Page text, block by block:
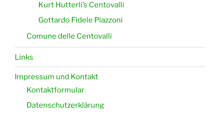
Kurt Hutterli’s Centovalli
Gottardo Fidele Piazzoni
Comune delle Centovalli
Links
Impressum und Kontakt
Kontaktformular
Datenschutzerklärung